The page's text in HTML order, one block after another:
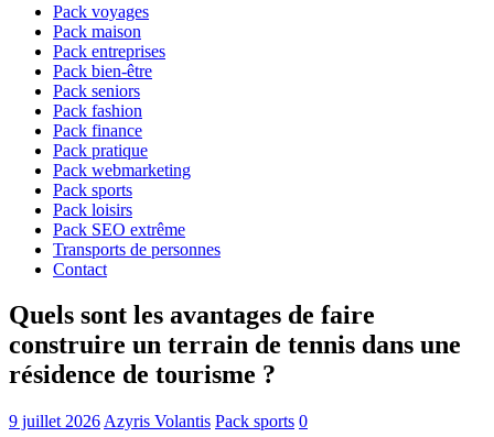
Pack voyages
Pack maison
Pack entreprises
Pack bien-être
Pack seniors
Pack fashion
Pack finance
Pack pratique
Pack webmarketing
Pack sports
Pack loisirs
Pack SEO extrême
Transports de personnes
Contact
Quels sont les avantages de faire
construire un terrain de tennis dans une
résidence de tourisme ?
9 juillet 2026 Azyris Volantis Pack sports 0